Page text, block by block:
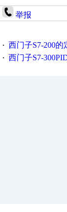
举报
· 西门子S7-200的定
· 西门子S7-